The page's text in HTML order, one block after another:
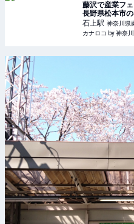
藤沢で産業フ
長野県松本市
石上駅 神奈川県
カナロコ by 神奈